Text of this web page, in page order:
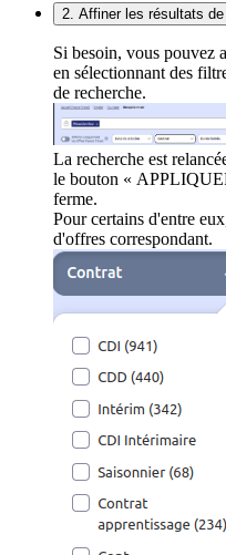
2. Affiner les résultats
Si besoin, vous pouvez
en sélectionnant des
de recherche.
La recherche est
le bouton «
ferme.
Pour certains d'entre
d'offres correspondant.